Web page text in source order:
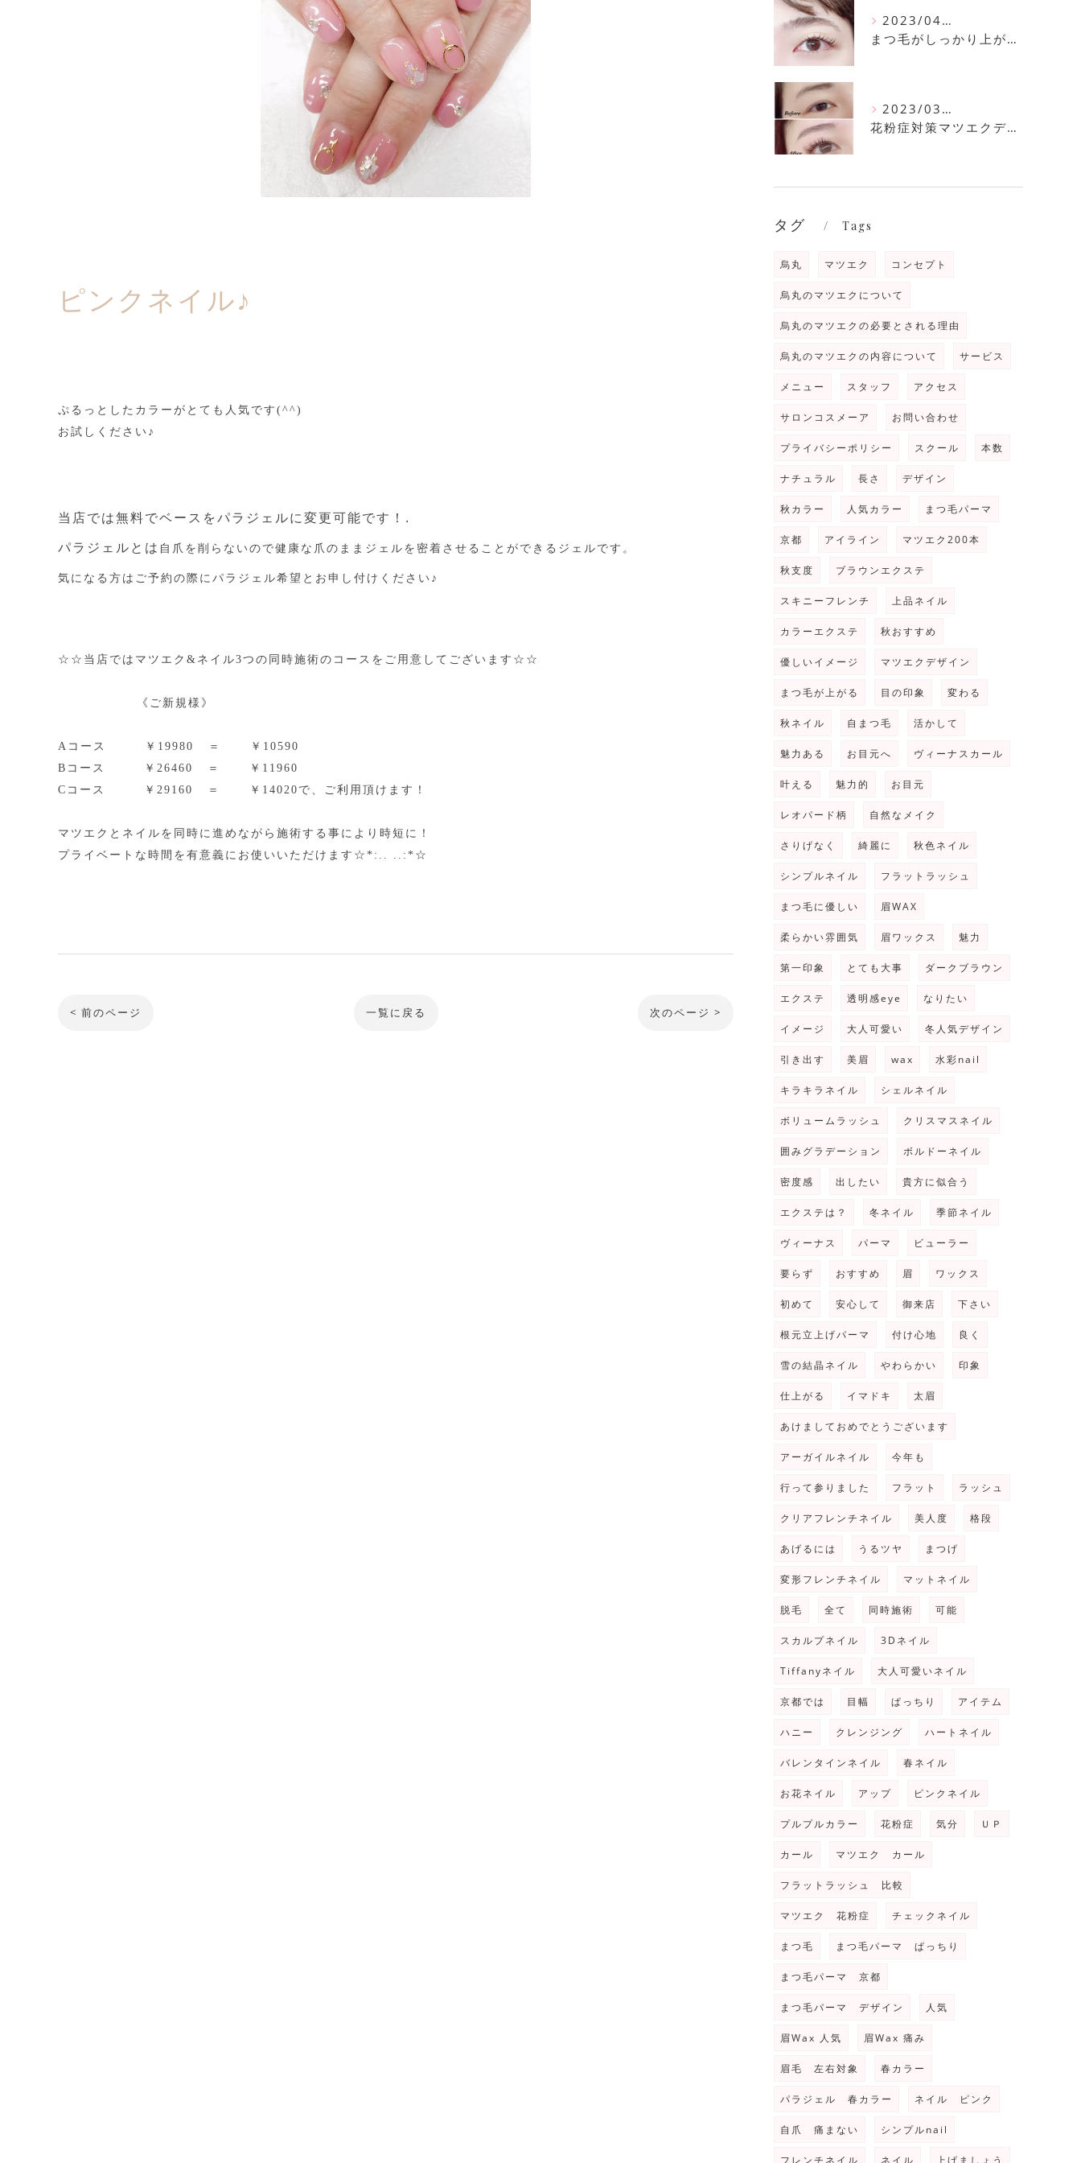
ピンクネイル♪
ぷるっとしたカラーがとても人気です(^^)
お試しください♪
当店では無料でベースをパラジェルに変更可能です！.
パラジェルとは 自爪を削らないので健康な爪のままジェルを密着させることができるジェルです。
気になる方はご予約の際にパラジェル希望とお申し付けください♪
☆☆当店ではマツエク&ネイル3つの同時施術のコースをご用意してございます☆☆
《ご新規様》
Aコース ￥19980 ＝ ￥10590
Bコース ￥26460 ＝ ￥11960
Cコース ￥29160 ＝ ￥14020で、ご利用頂けます！
マツエクとネイルを同時に進めながら施術する事により時短に！
プライベートな時間を有意義にお使いいただけます☆*:.. ..:*☆
< 前のページ 一覧に戻る 次のページ >
2023/04/11
まつ毛がしっかり上がるまつ毛パーマ
2023/03/30
花粉症対策マツエクデザイン
タグ Tags
烏丸 マツエク コンセプト
烏丸のマツエクについて
烏丸のマツエクの必要とされる理由
烏丸のマツエクの内容について サービス
メニュー スタッフ アクセス
サロンコスメーア お問い合わせ
プライバシーポリシー スクール 本数
ナチュラル 長さ デザイン
秋カラー 人気カラー まつ毛パーマ
京都 アイライン マツエク200本
秋支度 ブラウンエクステ
スキニーフレンチ 上品ネイル
カラーエクステ 秋おすすめ
優しいイメージ マツエクデザイン
まつ毛が上がる 目の印象 変わる
秋ネイル 自まつ毛 活かして
魅力ある お目元へ ヴィーナスカール
叶える 魅力的 お目元
レオパード柄 自然なメイク
さりげなく 綺麗に 秋色ネイル
シンプルネイル フラットラッシュ
まつ毛に優しい 眉WAX
柔らかい雰囲気 眉ワックス 魅力
第一印象 とても大事 ダークブラウン
エクステ 透明感eye なりたい
イメージ 大人可愛い 冬人気デザイン
引き出す 美眉 wax 水彩nail
キラキラネイル シェルネイル
ボリュームラッシュ クリスマスネイル
囲みグラデーション ボルドーネイル
密度感 出したい 貴方に似合う
エクステは？ 冬ネイル 季節ネイル
ヴィーナス パーマ ビューラー
要らず おすすめ 眉 ワックス
初めて 安心して 御来店 下さい
根元立上げパーマ 付け心地 良く
雪の結晶ネイル やわらかい 印象
仕上がる イマドキ 太眉
あけましておめでとうございます
アーガイルネイル 今年も
行って参りました フラット ラッシュ
クリアフレンチネイル 美人度 格段
あげるには うるツヤ まつげ
変形フレンチネイル マットネイル
脱毛 全て 同時施術 可能
スカルプネイル 3Dネイル
Tiffanyネイル 大人可愛いネイル
京都では 目幅 ぱっちり アイテム
ハニー クレンジング ハートネイル
バレンタインネイル 春ネイル
お花ネイル アップ ピンクネイル
プルプルカラー 花粉症 気分 ＵＰ
カール マツエク カール
フラットラッシュ 比較
マツエク 花粉症 チェックネイル
まつ毛 まつ毛パーマ ぱっちり
まつ毛パーマ 京都
まつ毛パーマ デザイン 人気
眉Wax 人気 眉Wax 痛み
眉毛 左右対象 春カラー
パラジェル 春カラー ネイル ピンク
自爪 痛まない シンプルnail
フレンチネイル ネイル 上げましょう